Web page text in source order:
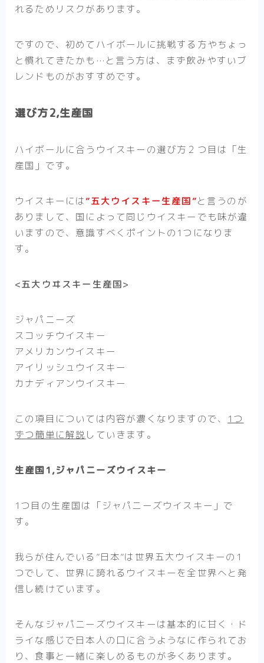
れるためリスクがあります。
ですので、初めてハイボールに挑戦する方やちょっ
と慣れてきたかも…と言う方は、まず飲みやすいブ
レンドものがおすすめです。
選び方2,生産国
ハイボールに合うウイスキーの選び方２つ目は 「生
産国」 です。
ウイスキーには”五大ウイスキー生産国”と言うのが
ありまして、国によって同じウイスキーでも味が違
いますので、意識すべくポイントの1つになりま
す。
<五大ウヰスキー生産国>
ジャパニーズ
スコッチウイスキー
アメリカンウイスキー
アイリッシュウイスキー
カナディアンウイスキー
この項目については内容が濃くなりますので、 1つ
ずつ簡単に解説 していきます。
生産国1,ジャパニーズウイスキー
1つ目の生産国は 「ジャパニーズウイスキー」 で
す。
我らが住んでいる”日本”は世界五大ウイスキーの1
つでして、世界に誇れるウイスキーを全世界へと発
信し続けています。
そんなジャパニーズウイスキーは基本的に甘く・ド
ライな感じで日本人の口に合うようなに作られてお
り、食事と一緒に楽しめるものが多くあります。